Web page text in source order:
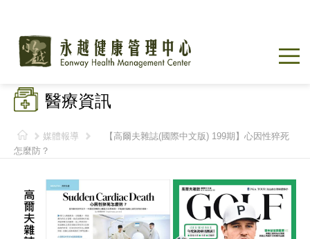
醫療資訊
媒體報導
【高爾夫雜誌(國際中文版) 199期】心因性猝死
怎麼防？